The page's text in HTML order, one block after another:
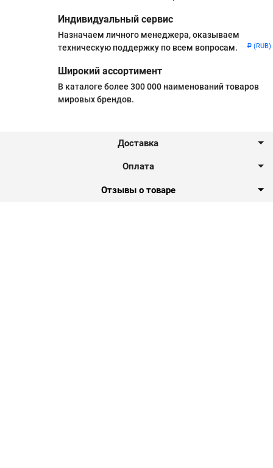
Р (RUB)
Индивидуальный сервис
Назначаем личного менеджера, оказываем
техническую поддержку по всем вопросам.
Широкий ассортимент
В каталоге более 300 000 наименований товаров
мировых брендов.
Доставка
Оплата
Отзывы о товаре